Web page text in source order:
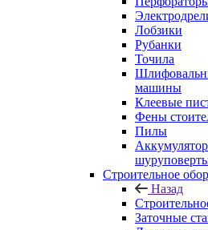
Лобзики
Рубанки
Точила
машины
Клеевые
Фены
Пилы
Строительное
Назад
Заточные